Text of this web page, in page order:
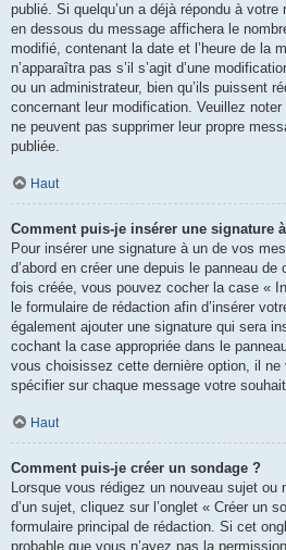
publié. Si quelqu’un a déjà répondu à
en dessous du message affichera le
modifié, contenant la date et l’heure de la
n’apparaîtra pas s’il s’agit d’une
ou un administrateur, bien qu’ils puissent
concernant leur modification. Veuillez
ne peuvent pas supprimer leur propre
publiée.
Haut
Comment puis-je insérer une signature
Pour insérer une signature à un de vos
d’abord en créer une depuis le panneau de
fois créée, vous pouvez cocher la case «
le formulaire de rédaction afin d’insérer
également ajouter une signature qui sera
cochant la case appropriée dans le
vous choisissez cette dernière option, il
spécifier sur chaque message votre
Haut
Comment puis-je créer un sondage ?
Lorsque vous rédigez un nouveau sujet
d’un sujet, cliquez sur l’onglet « Créer un
formulaire principal de rédaction. Si cet
probable que vous n’ayez pas la